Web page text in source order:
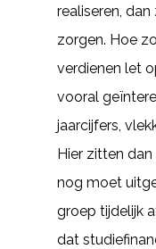
realiseren,
zorgen. Hoe
verdienen let
vooral
jaarcijfers,
Hier zitten
nog moet
groep tijdelijk
dat